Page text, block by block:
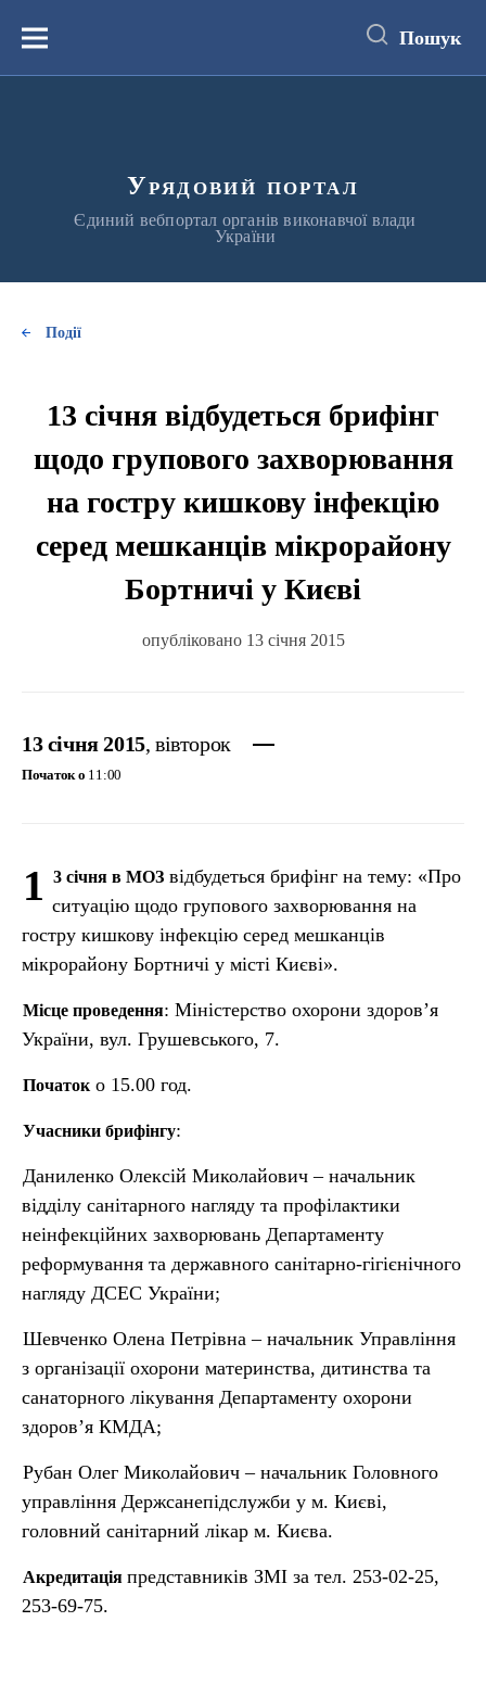
вмістуМеню Пошук
Урядовий портал
Єдиний вебпортал органів виконавчої влади
України
Події
13 січня відбудеться брифінг
щодо групового захворювання
на гостру кишкову інфекцію
серед мешканців мікрорайону
Бортничі у Києві
опубліковано 13 січня 2015
13 січня 2015, вівторок
Початок о 11:00
1 3 січня в МОЗ відбудеться брифінг на тему: «Про
ситуацію щодо групового захворювання на
гостру кишкову інфекцію серед мешканців
мікрорайону Бортничі у місті Києві».
Місце проведення: Міністерство охорони здоров’я
України, вул. Грушевського, 7.
Початоко 15.00 год.
Учасники брифінгу:
Даниленко Олексій Миколайович – начальник
відділу санітарного нагляду та профілактики
неінфекційних захворювань Департаменту
реформування та державного санітарно-гігієнічного
нагляду ДСЕС України;
Шевченко Олена Петрівна – начальник Управління
з організації охорони материнства, дитинства та
санаторного лікування Департаменту охорони
здоров’я КМДА;
Рубан Олег Миколайович – начальник Головного
управління Держсанепідслужби у м. Києві,
головний санітарний лікар м. Києва.
Акредитація представників ЗМІ за тел. 253-02-25,
253-69-75.